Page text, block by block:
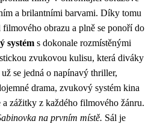
a brilantními barvami. Díky tomu
obrazu a plně se ponoří do
systém s dokonale rozmístěnými
zvukovou kulisu, která diváky
se jedná o napínavý thriller,
drama, zvukový systém kina
zážitky z každého filmového žánru.
na prvním místě. Sál je